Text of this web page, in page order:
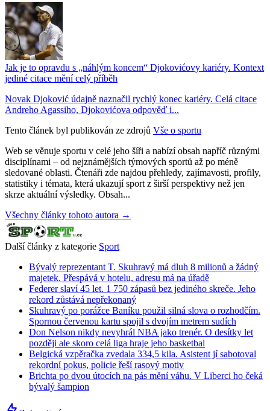
Jak je to opravdu s „náhlým koncem“ Djokovićovy kariéry. Kontext
jediné citace mění celý příběh
Novak Djoković údajně naznačil rychlý konec kariéry. Celá citace
Andreho Agassiho, Djokovićova odpověď i...
Tento článek byl publikován ze zdrojů Vše o sportu
Web se věnuje sportu v celé jeho šíři a nabízí obsah napříč různými
disciplínami – od nejznámějších týmových sportů až po méně
sledované oblasti. Čtenáři zde najdou přehledy, zajímavosti, profily,
statistiky i témata, která ukazují sport z širší perspektivy než jen
skrze aktuální výsledky. Obsah...
Všechny články tohoto autora →
Další články z kategorie Sport
Bývalý reprezentant T. Skuhravý má dluh 8 milionů a žádný
majetek. Přespává v hotelu, adresu má na úřadě
Federer slaví 45 let. 1 750 zápasů bez jediného skreče. Jeho
rekord zůstává nepřekonaný
Skuhravý po porážce Baníku použil silná slova o rozhodčím.
Spornou červenou kartu spojil s dvojím metrem sudích
Don Nelson nikdy nevyhrál NBA jako trenér. O desítky let
později ale skoro celá liga hraje jeho basketbal
Belgická vzpěračka zvedala 334,5 kila. Asistent jí sabotoval
rekordní pokus, policie řeší rasový motiv
Brichta po dvou útocích na pás mění váhu. V Liberci ho čeká
bývalý šampion